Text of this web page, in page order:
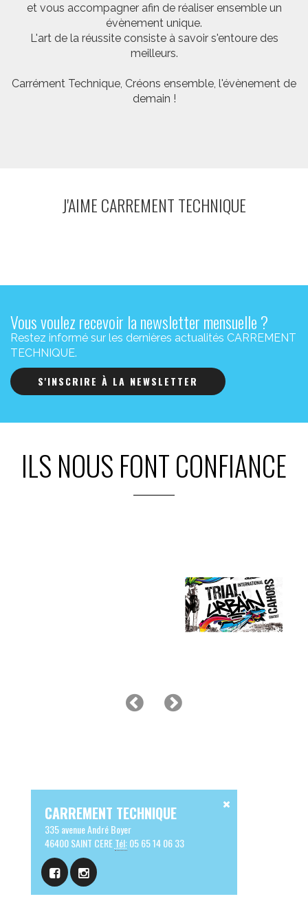
et vous accompagner afin de réaliser ensemble un
évènement unique.
L'art de la réussite consiste à savoir s'entoure des
meilleurs.
Carrément Technique, Créons ensemble, l'évènement de
demain !
J'AIME CARREMENT TECHNIQUE
Vous voulez recevoir la newsletter mensuelle ?
Restez informé sur les dernières actualités CARREMENT
TECHNIQUE.
S'INSCRIRE À LA NEWSLETTER
ILS NOUS FONT CONFIANCE
CARREMENT TECHNIQUE
335 avenue André Boyer
46400 SAINT CERETél:05 65 14 06 33